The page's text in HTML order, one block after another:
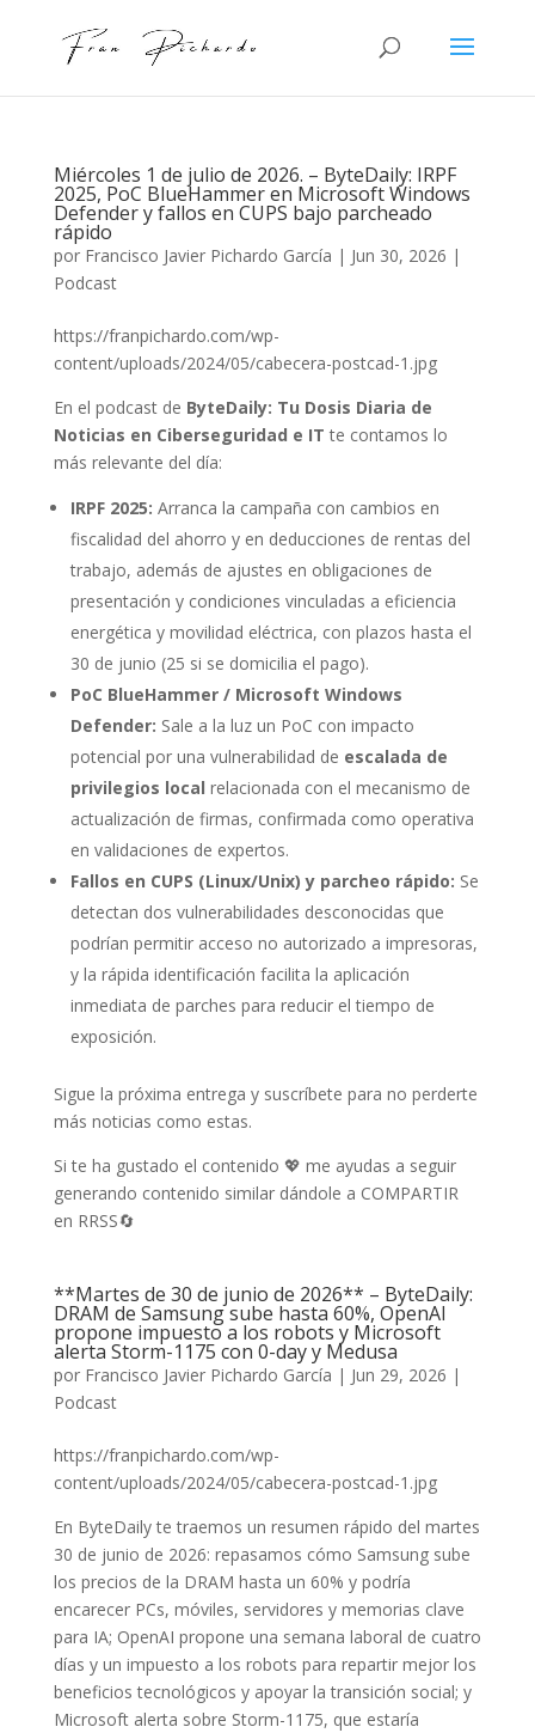
Miércoles 1 de julio de 2026. – ByteDaily: IRPF
2025, PoC BlueHammer en Microsoft Windows
Defender y fallos en CUPS bajo parcheado
rápido
por Francisco Javier Pichardo García | Jun 30, 2026 |
Podcast
https://franpichardo.com/wp-
content/uploads/2024/05/cabecera-postcad-1.jpg
En el podcast de ByteDaily: Tu Dosis Diaria de
Noticias en Ciberseguridad e IT te contamos lo
más relevante del día:
IRPF 2025: Arranca la campaña con cambios en
fiscalidad del ahorro y en deducciones de rentas del
trabajo, además de ajustes en obligaciones de
presentación y condiciones vinculadas a eficiencia
energética y movilidad eléctrica, con plazos hasta el
30 de junio (25 si se domicilia el pago).
PoC BlueHammer / Microsoft Windows
Defender: Sale a la luz un PoC con impacto
potencial por una vulnerabilidad de escalada de
privilegios local relacionada con el mecanismo de
actualización de firmas, confirmada como operativa
en validaciones de expertos.
Fallos en CUPS (Linux/Unix) y parcheo rápido: Se
detectan dos vulnerabilidades desconocidas que
podrían permitir acceso no autorizado a impresoras,
y la rápida identificación facilita la aplicación
inmediata de parches para reducir el tiempo de
exposición.
Sigue la próxima entrega y suscríbete para no perderte
más noticias como estas.
Si te ha gustado el contenido 💖 me ayudas a seguir
generando contenido similar dándole a COMPARTIR
en RRSS🔄
**Martes de 30 de junio de 2026** – ByteDaily:
DRAM de Samsung sube hasta 60%, OpenAI
propone impuesto a los robots y Microsoft
alerta Storm-1175 con 0-day y Medusa
por Francisco Javier Pichardo García | Jun 29, 2026 |
Podcast
https://franpichardo.com/wp-
content/uploads/2024/05/cabecera-postcad-1.jpg
En ByteDaily te traemos un resumen rápido del martes
30 de junio de 2026: repasamos cómo Samsung sube
los precios de la DRAM hasta un 60% y podría
encarecer PCs, móviles, servidores y memorias clave
para IA; OpenAI propone una semana laboral de cuatro
días y un impuesto a los robots para repartir mejor los
beneficios tecnológicos y apoyar la transición social; y
Microsoft alerta sobre Storm-1175, que estaría